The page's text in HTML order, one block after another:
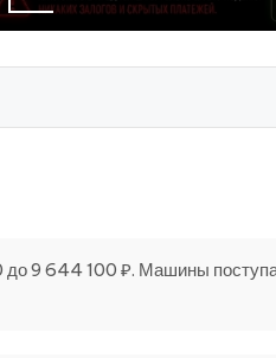
9 644 100 ₽. Машины